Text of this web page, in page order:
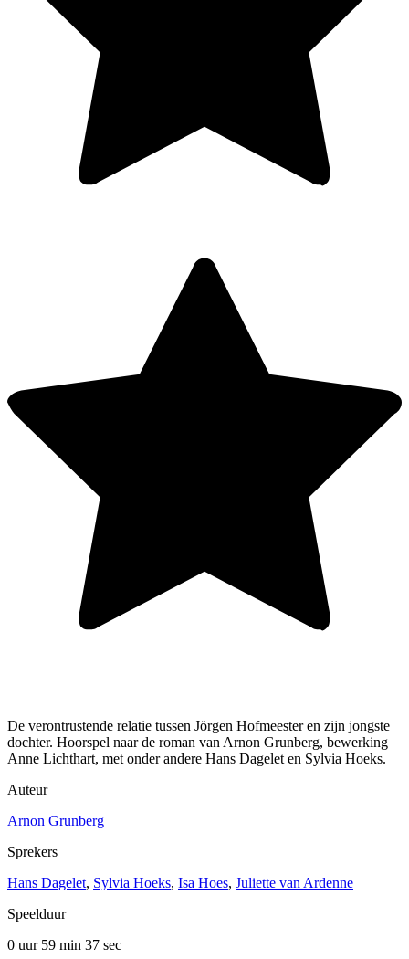
De verontrustende relatie tussen Jörgen Hofmeester en zijn jongste
dochter. Hoorspel naar de roman van Arnon Grunberg, bewerking
Anne Lichthart, met onder andere Hans Dagelet en Sylvia Hoeks.
Auteur
Arnon Grunberg
Sprekers
Hans Dagelet, Sylvia Hoeks, Isa Hoes, Juliette van Ardenne
Speelduur
0 uur 59 min 37 sec